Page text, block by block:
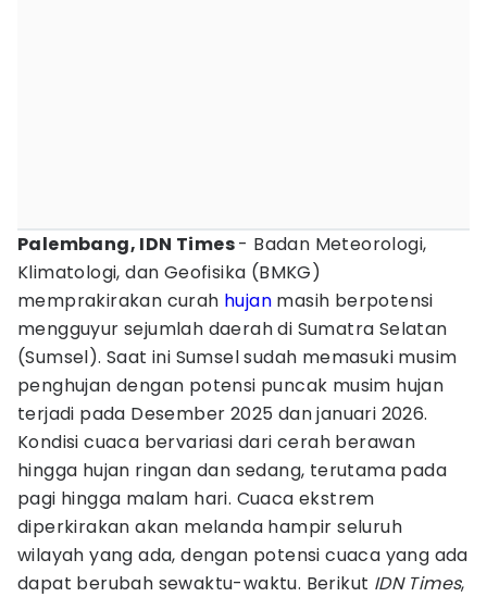
Palembang, IDN Times- Badan Meteorologi,
Klimatologi, dan Geofisika (BMKG)
memprakirakan curah hujan masih berpotensi
mengguyur sejumlah daerah di Sumatra Selatan
(Sumsel). Saat ini Sumsel sudah memasuki musim
penghujan dengan potensi puncak musim hujan
terjadi pada Desember 2025 dan januari 2026.
Kondisi cuaca bervariasi dari cerah berawan
hingga hujan ringan dan sedang, terutama pada
pagi hingga malam hari. Cuaca ekstrem
diperkirakan akan melanda hampir seluruh
wilayah yang ada, dengan potensi cuaca yang ada
dapat berubah sewaktu-waktu. Berikut IDN Times,